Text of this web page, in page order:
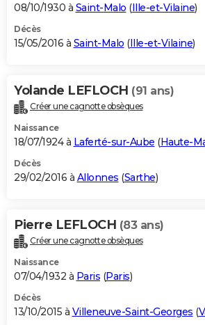
08/10/1930 à Saint-Malo (Ille-et-Vilaine)
Décès
15/05/2016 à Saint-Malo (Ille-et-Vilaine)
Yolande LEFLOCH (91 ans)
Créer une cagnotte obsèques
Naissance
18/07/1924 à Laferté-sur-Aube (Haute-
Décès
29/02/2016 à Allonnes (Sarthe)
Pierre LEFLOCH (83 ans)
Créer une cagnotte obsèques
Naissance
07/04/1932 à Paris (Paris)
Décès
13/10/2015 à Villeneuve-Saint-Georges (